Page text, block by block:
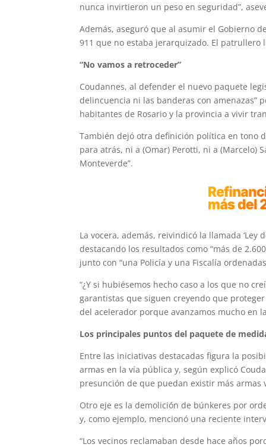
nunca invirtieron un peso en seguridad”,
Además, aseguró que al asumir el Gobierno
911 que no estaba jerarquizado. El patrullero
“No vamos a retroceder”
Coudannes, al defender el nuevo paquete
delincuencia ni las banderas con amenazas”
habitantes de Rosario y la provincia a vivir
También dejó otra definición política en tono
para atrás, ni a (Omar) Perotti, ni a (Marcelo)
Monteverde”.
La vocera, además, reivindicó la llamada
destacando los resultados como “más de
junto con “una Policía y una Fiscalía
“¿Y si hubiésemos hecho caso a los que no
garantistas que siguen creyendo que
del acelerador porque avanzamos mucho en
Los principales puntos del paquete de
Entre las iniciativas destacadas figura la
armas en la vía pública y, según explicó
presunción de que puedan existir más armas
Otro eje es la demolición de búnkeres por
y, como ejemplo, mencionó una reciente
“Los vecinos reclamaban desde hace años